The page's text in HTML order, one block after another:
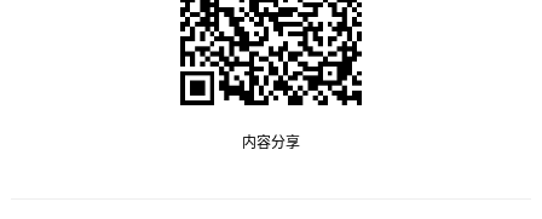
内容分享